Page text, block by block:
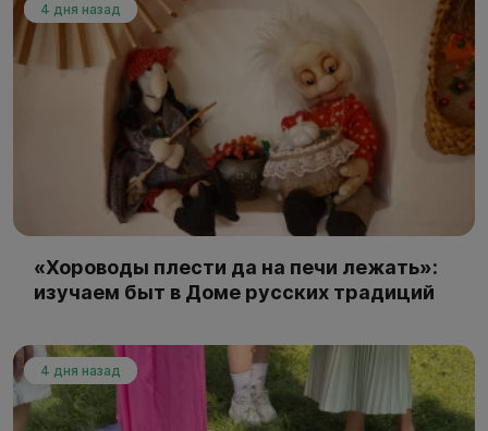
4 дня назад
«Хороводы плести да на печи лежать»:
изучаем быт в Доме русских традиций
4 дня назад